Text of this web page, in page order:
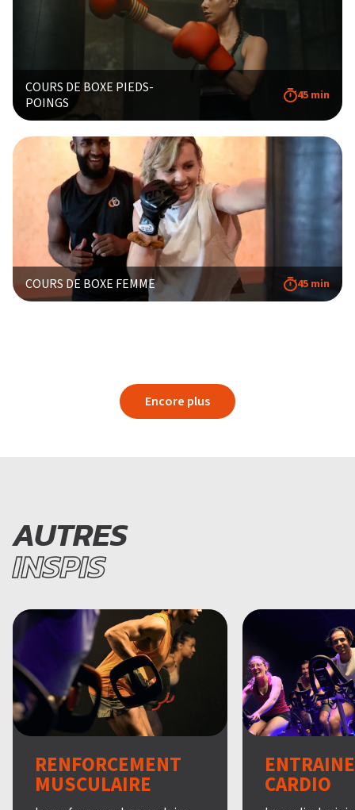
COURS DE BOXE PIEDS-
POINGS
45 min
COURS DE BOXE FEMME 45 min
Encore plus
AUTRES
INSPIS
RENFORCEMENT
MUSCULAIRE CARDIO